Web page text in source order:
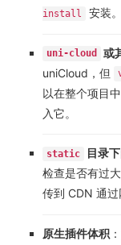
install
安装。
uni-cloud 或
uniCloud，但
以在整个项目
入它。
static 目录
检查是否有过
传到 CDN 通过
原生插件体积